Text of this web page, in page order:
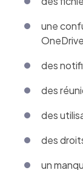
une
des
des
des
des
un